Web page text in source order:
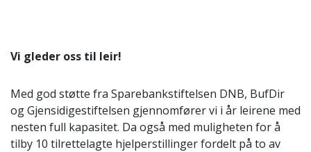
Vi gleder oss til leir!
Med god støtte fra Sparebankstiftelsen DNB, BufDir
og Gjensidigestiftelsen gjennomfører vi i år leirene med
nesten full kapasitet. Da også med muligheten for å
tilby 10 tilrettelagte hjelperstillinger fordelt på to av